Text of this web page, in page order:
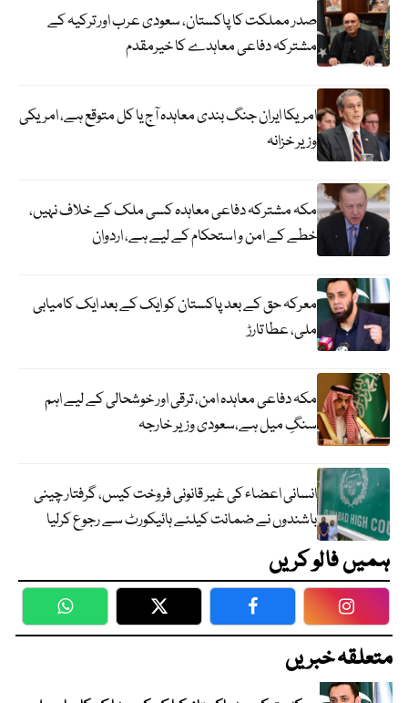
صدر مملکت کا پاکستان، سعودی عرب اور ترکیہ کے
مشترکہ دفاعی معاہدے کا خیرمقدم
امریکا ایران جنگ بندی معاہدہ آج یا کل متوقع ہے، امریکی
وزیر خزانہ
مکہ مشترکہ دفاعی معاہدہ کسی ملک کے خلاف نہیں،
خطے کے امن و استحکام کے لیے ہے، اردوان
معرکہ حق کے بعد پاکستان کو ایک کے بعد ایک کامیابی
ملی، عطا تارڑ
مکہ دفاعی معاہدہ امن، ترقی اور خوشحالی کے لیے اہم
سنگِ میل ہے،سعودی وزیر خارجہ
انسانی اعضاء کی غیر قانونی فروخت کیس، گرفتار چینی
باشندوں نے ضمانت کیلئے ہائیکورٹ سے رجوع کرلیا
ہمیں فالو کریں
WhatsApp Twitter Facebook
متعلقہ خبریں